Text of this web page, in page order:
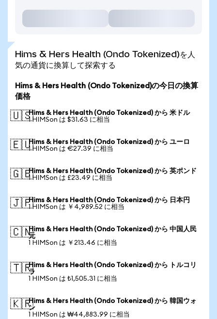
Hims & Hers Health (Ondo Tokenized)を人
気の通貨に換算して探索する
Hims & Hers Health (Ondo Tokenized)の今日の換算
価格
🇺🇸Hims & Hers Health (Ondo Tokenized) から 米ドル
1 HIMSon は $31.63 に相当
🇪🇺Hims & Hers Health (Ondo Tokenized) から ユーロ
1 HIMSon は €27.39 に相当
🇬🇧Hims & Hers Health (Ondo Tokenized) から 英ポンド
1 HIMSon は £23.49 に相当
🇯🇵Hims & Hers Health (Ondo Tokenized) から 日本円
1 HIMSon は ￥4,989.52 に相当
🇨🇳Hims & Hers Health (Ondo Tokenized) から 中国人民
元
1 HIMSon は ￥213.46 に相当
🇹🇷Hims & Hers Health (Ondo Tokenized) から トルコリ
ラ
1 HIMSon は ₺1,505.31 に相当
🇰🇷Hims & Hers Health (Ondo Tokenized) から 韓国ウォ
ン
1 HIMSon は ₩44,883.99 に相当